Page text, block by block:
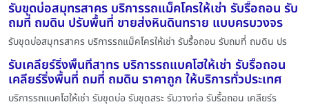
รับขุดบ่อสมุทรสาคร บริการรถแม็คโครให้เช่า รับรื้อถอน รับ
ถมที่ ถมดิน ปรับพื้นที่ ขายส่งหินดินทราย แบบครบวงจร
รับขุดบ่อสมุทรสาคร บริการรถแม็คโครให้เช่า รับรื้อถอน รับถมที่ ถมดิน ปร
รับเคลียร์ริ่งพื้นที่สาทร บริการรถแบคโฮให้เช่า รับรื้อถอน
เคลียร์ริ่งพื้นที่ ถมที่ ถมดิน ราคาถูก ให้บริการทั่วประเทศ
บริการรถแบคโฮให้เช่า รับขุดบ่อ รับขุดสระ รับวางท่อ รับรื้อถอน เคลียร์ร